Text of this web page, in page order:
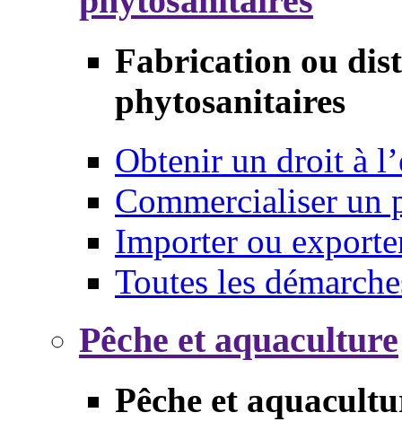
Fabrication ou
phytosanitaires
Obtenir un droit à
Commercialiser un
Importer ou
Toutes les
Pêche et aquaculture
Pêche et